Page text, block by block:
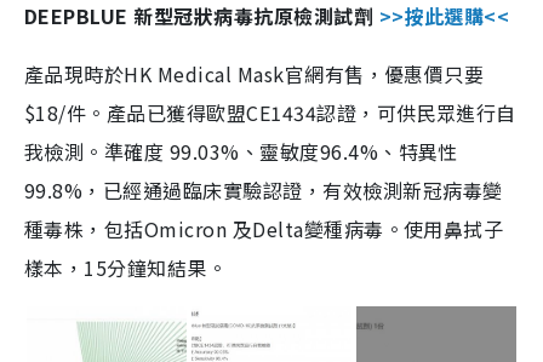
DEEPBLUE 新型冠狀病毒抗原檢測試劑 >>按此選購<<
產品現時於HK Medical Mask官網有售，優惠價只要
$18/件。產品已獲得歐盟CE1434認證，可供民眾進行自
我檢測。準確度 99.03%、靈敏度96.4%、特異性
99.8%，已經通過臨床實驗認證，有效檢測新冠病毒變
種毒株，包括Omicron 及Delta變種病毒。使用鼻拭子
樣本，15分鐘知結果。